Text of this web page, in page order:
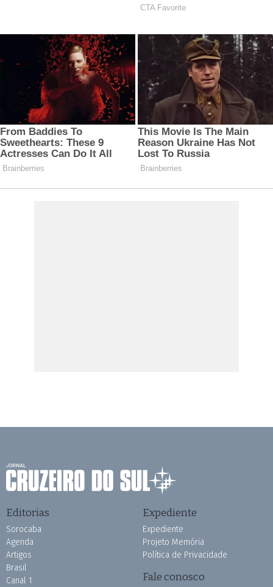
Editorias
Sorocaba
Agenda
Artigos
Brasil
Canal 1
Expediente
Expediente
Projeto Memória
Política de Privacidade
Fale conosco